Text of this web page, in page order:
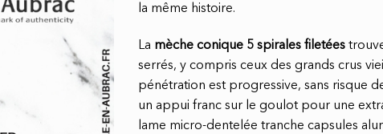
la même histoire.
La mèche conique 5 spirales filetées
serrés, y compris ceux des grands crus
pénétration est progressive, sans risque
un appui franc sur le goulot pour une
lame micro-dentelée tranche capsules